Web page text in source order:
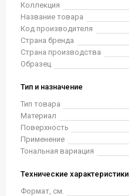
Коллекция
Название товара
Код производителя
Страна бренда
Страна производства
Образец
Тип и назначение
Тип товара
Материал
Поверхность
Применение
Тональная вариация
Технические характеристики
Формат, см.